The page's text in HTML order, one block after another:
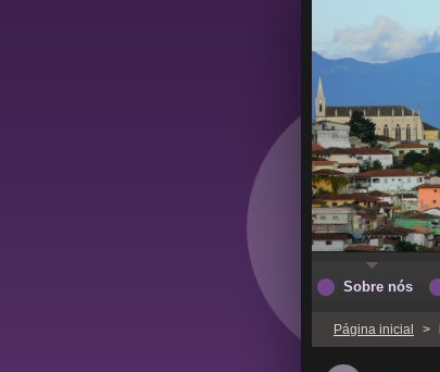
Página inicial >
Sobre nós